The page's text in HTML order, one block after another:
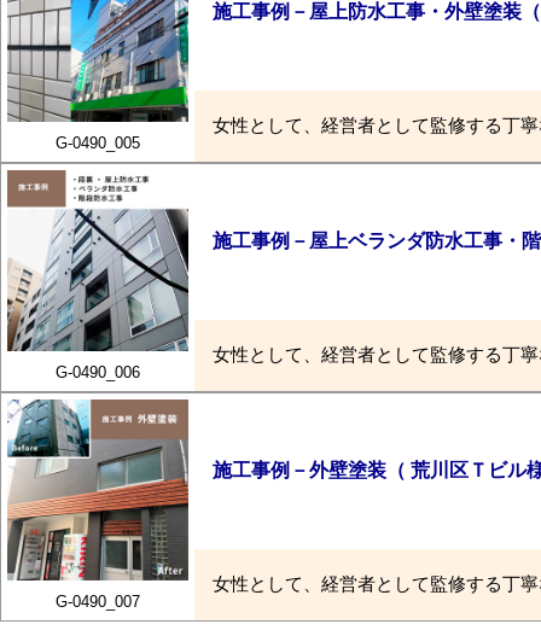
G-0490_005
施工事例－屋上防水工事・外壁塗装
女性として、経営者として監修する丁
G-0490_006
施工事例－屋上ベランダ防水工事・
女性として、経営者として監修する丁
G-0490_007
施工事例－外壁塗装（ 荒川区Ｔビル
女性として、経営者として監修する丁